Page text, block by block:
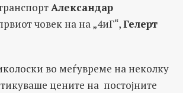
Александар
човек на на „4иГ“,Гелерт
во меѓувреме на неколку
цените на постојните